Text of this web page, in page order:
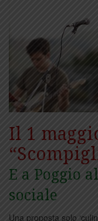
Il 1
E a Poggio
sociale
Una proposta solo